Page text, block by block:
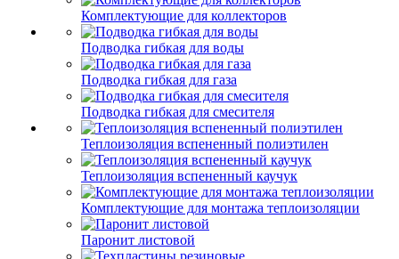
Комплектующие для коллекторов
Подводка гибкая для воды
Подводка гибкая для газа
Подводка гибкая для смесителя
Теплоизоляция вспененный полиэтилен
Теплоизоляция вспененный каучук
Комплектующие для монтажа теплоизоляции
Паронит листовой